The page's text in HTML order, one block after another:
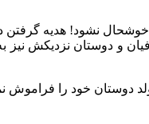
خوشحال نشود! هدیه
و دوستان نزدیکش نیز به
دوستان خود را فراموش